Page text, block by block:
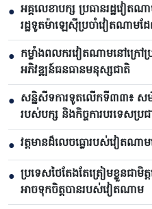
● អគ្គលេខាបក្ស ប្រធានរដ្ឋវ
រដ្ឋទូតម៉ាឡេស៊ីប្រចាំវៀតណាម
● កម្លាំងពលករ​វៀតណាមនៅក្រៅប្
អភិវឌ្ឍន៍ធនធានមនុស្សជាតិ
● សន្និសីទការទូតលើកទី៣៣៖ សម័
របស់​បក្ស និងកិច្ច​ការបរទេសប្រ
● វត្តមានដ៏លេចធ្លោរបស់វៀតណ
● ប្រទេសថៃតែងតែត្រៀមខ្លួនជាមិ
អាចទុកចិត្តបានរបស់វៀតណាម